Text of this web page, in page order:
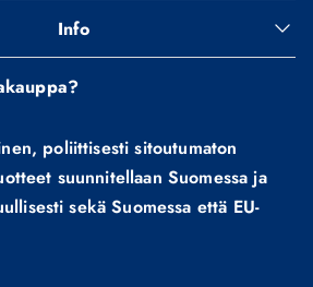
Info
poliittisesti sitoutumaton
suunnitellaan Suomessa ja
sekä Suomessa että EU-